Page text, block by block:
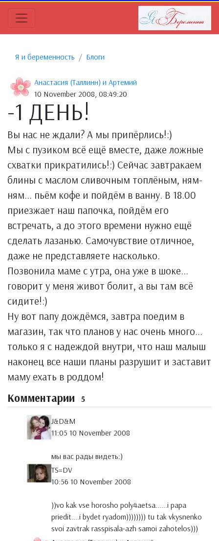
Я и беременность Блоги
Анастасия (Таллинн) и Артемий
10 November 2008, 08:49:20
-1 ДЕНЬ!
Вы нас не ждали? А мы припёрлись!:)
Мы с пузиком всё ещё вместе, даже ложные
схватки прикратились!:) Сейчас завтракаем
блины с маслом сливочным топлёным, ням-
ням... пьём кофе и пойдём в ванну. В 18.00
приезжает наш папочка, пойдём его
встречать, а до этого времени нужно ещё
сделать лазанью. Самочувствие отличное,
даже не представляете насколько.
Позвонила маме с утра, она уже в шоке...
говорит у меня живот болит, а вы там всё
сидите!:)
Ну вот папу дождёмся, завтра поедим в
магазин, так что планов у нас очень много...
только я с надеждой внутри, что наш малыш
наконец все наши планы разрушит и заставит
маму ехать в роддом!
Комментарии 5
J&D&M
11:05 10 November 2008
мы вас рады видеть:)
TS=DV
10:56 10 November 2008
))vo kak vse horosho poly4aetsa......i papa
priedit....i bydet ryadom)))))))) tu tak vkysnenko
svoi zavtrak rasspisala-azh samoi zahotelos)))